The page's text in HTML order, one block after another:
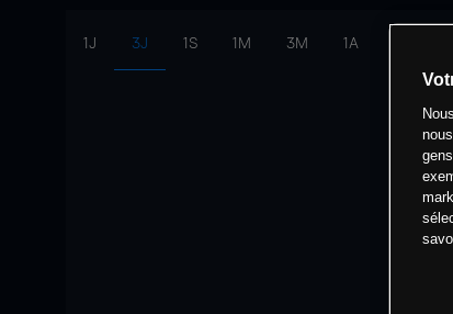
1J 3J 1S 1M 3M 1A